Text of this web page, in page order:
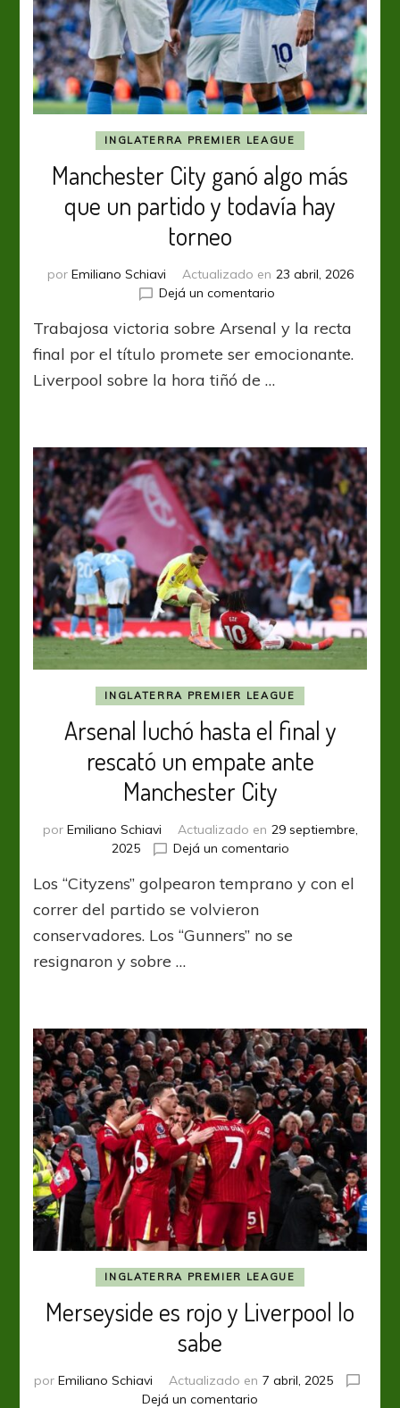
INGLATERRA PREMIER LEAGUE
Manchester City ganó algo más
que un partido y todavía hay
torneo
por Emiliano Schiavi Actualizado en 23 abril, 2026
Dejá un comentarioen
City
ganó
más
y
todavía
hay
torneo
Trabajosa victoria sobre Arsenal y la recta
final por el título promete ser emocionante.
Liverpool sobre la hora tiñó de …
INGLATERRA PREMIER LEAGUE
Arsenal luchó hasta el final y
rescató un empate ante
Manchester City
por Emiliano Schiavi Actualizado en 29 septiembre,
2025
Dejá un comentarioen
luchó
final
ante
Manchester
City
Los “Cityzens” golpearon temprano y con el
correr del partido se volvieron
conservadores. Los “Gunners” no se
resignaron y sobre …
INGLATERRA PREMIER LEAGUE
Merseyside es rojo y Liverpool lo
sabe
por Emiliano Schiavi Actualizado en 7 abril, 2025
Dejá un comentario